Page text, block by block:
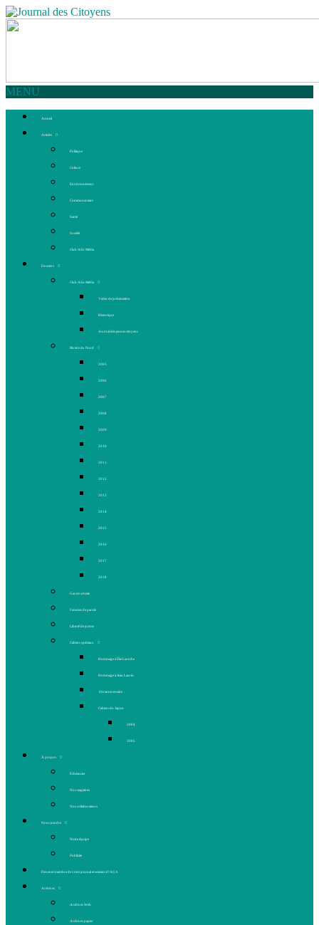
MENU
Accueil
Articles
Politique
Culture
Environnement
Communautaire
Santé
Société
Club Ado Média
Dossiers
Club Ado Média
Vidéo de présentation
Historique
Journal des jeunes citoyens
Rivière du Nord
2005
2006
2007
2008
2009
2010
2011
2012
2013
2014
2015
2016
2017
2018
Gaz de schiste
Femmes de parole
Liberté de presse
Cahiers spéciaux
Hommage à Élie Laroche
Hommage à Jean Laurin
10e anniversaire
Cahiers du Japon
2004
2005
À propos
Échéancier
Nos stagiaires
Nos collaborateurs
Nous joindre
Notre équipe
Publicité
Devenez membre de votre journal et assistez à l’AGA
Archives
Archives Web
Archives papier